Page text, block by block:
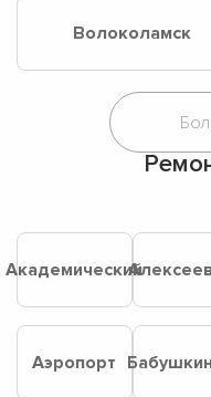
Волоколамск
Академический
Аэропорт